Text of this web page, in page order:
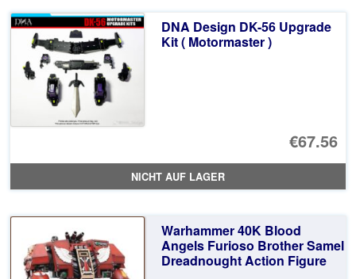
DNA Design DK-56 Upgrade
Kit ( Motormaster )
€67.56
NICHT AUF LAGER
Warhammer 40K Blood
Angels Furioso Brother Samel
Dreadnought Action Figure